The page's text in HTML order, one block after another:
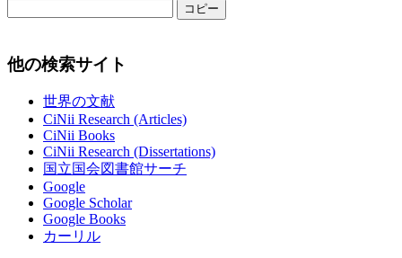
コピー
他の検索サイト
世界の文献
CiNii Research (Articles)
CiNii Books
CiNii Research (Dissertations)
国立国会図書館サーチ
Google
Google Scholar
Google Books
カーリル